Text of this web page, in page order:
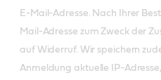
E-Mail-Adresse. Nach Ihrer
Mail-Adresse zum Zweck der
auf Widerruf. Wir speichern
Anmeldung aktuelle IP-